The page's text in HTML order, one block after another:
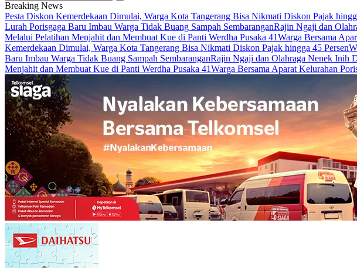
Breaking News
Pesta Diskon Kemerdekaan Dimulai, Warga Kota Tangerang Bisa Nikmati Diskon Pajak
Lurah Porisgaga Baru Imbau Warga Tidak Buang Sampah SembaranganRajin Ngaji dan
Melalui Pelatihan Menjahit dan Membuat Kue di Panti Werdha Pusaka 41Warga Bersama
Kemerdekaan Dimulai, Warga Kota Tangerang Bisa Nikmati Diskon Pajak hingga 45 Persen
Baru Imbau Warga Tidak Buang Sampah SembaranganRajin Ngaji dan Olahraga Nenek Inih
Menjahit dan Membuat Kue di Panti Werdha Pusaka 41Warga Bersama Aparat Kelurahan